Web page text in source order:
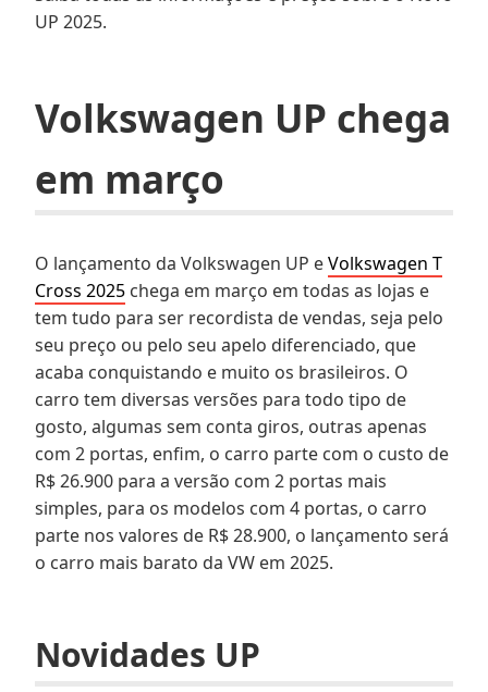
UP 2025.
Volkswagen UP chega
em março
O lançamento da Volkswagen UP eVolkswagen T
Cross 2025 chega em março em todas as lojas e
tem tudo para ser recordista de vendas, seja pelo
seu preço ou pelo seu apelo diferenciado, que
acaba conquistando e muito os brasileiros. O
carro tem diversas versões para todo tipo de
gosto, algumas sem conta giros, outras apenas
com 2 portas, enfim, o carro parte com o custo de
R$ 26.900 para a versão com 2 portas mais
simples, para os modelos com 4 portas, o carro
parte nos valores de R$ 28.900, o lançamento será
o carro mais barato da VW em 2025.
Novidades UP